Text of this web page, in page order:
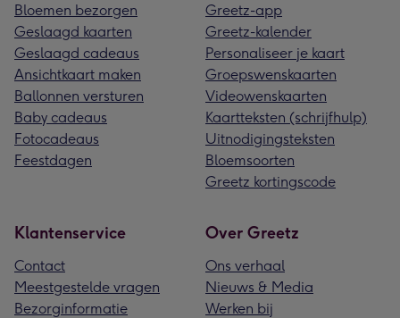
Bloemen bezorgen
Geslaagd kaarten
Geslaagd cadeaus
Ansichtkaart maken
Ballonnen versturen
Baby cadeaus
Fotocadeaus
Feestdagen
Greetz-app
Greetz-kalender
Personaliseer je kaart
Groepswenskaarten
Videowenskaarten
Kaartteksten (schrijfhulp)
Uitnodigingsteksten
Bloemsoorten
Greetz kortingscode
Klantenservice
Contact
Meestgestelde vragen
Bezorginformatie
Over Greetz
Ons verhaal
Nieuws & Media
Werken bij